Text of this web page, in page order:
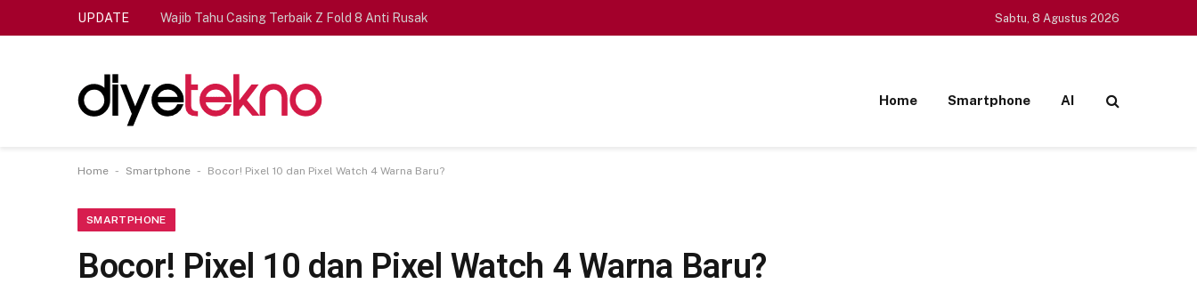
UPDATE Wajib Tahu Casing Terbaik Z Fold 8 Anti Rusak Sabtu, 8 Agustus 2026
Home Smartphone AI
Home - Smartphone - Bocor! Pixel 10 dan Pixel Watch 4 Warna Baru?
SMARTPHONE
Bocor! Pixel 10 dan Pixel Watch 4 Warna Baru?